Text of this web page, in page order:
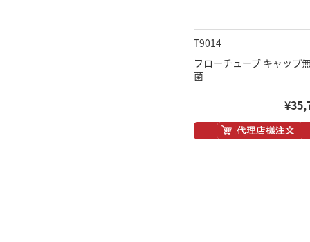
T9014
フローチューブ キャップ
菌